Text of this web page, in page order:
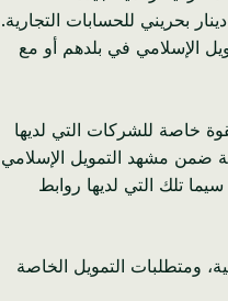
عادة ما بين 200-500 دينار بحريني للحسابات التجارية.
الإسلامي في بلدهم أو مع
خاصة للشركات التي لديها
ضمن مشهد التمويل الإسلامي
تلك التي لديها روابط
ومتطلبات التمويل الخاصة